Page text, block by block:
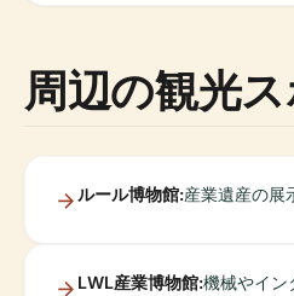
周辺の観光
ルール博物館:産業遺産の展
LWL産業博物館:機械やイン